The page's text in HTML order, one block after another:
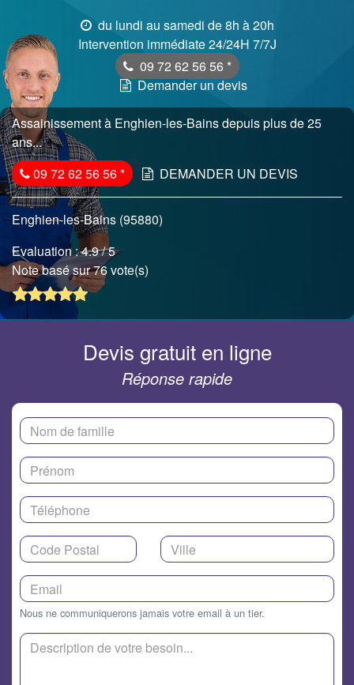
du lundi au samedi de 8h à 20h
Intervention immédiate 24/24H 7/7J
09 72 62 56 56 *
Demander un devis
Assainissement à Enghien-les-Bains depuis plus de 25
ans...
09 72 62 56 56* DEMANDER UN DEVIS
Enghien-les-Bains (95880)
Evaluation :4.9/ 5
Note basé sur 76 vote(s)
Devis gratuit en ligne
Réponse rapide
Nous ne communiquerons jamais votre email à un tier.